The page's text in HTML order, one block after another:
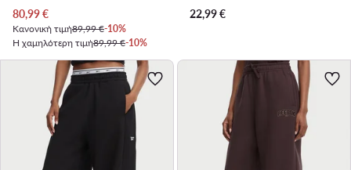
Τρέχουσα τιμή
80,99€
Κανονική τιμή89,99 €-10%
Η χαμηλότερη τιμή89,99 €-10%
22,99€